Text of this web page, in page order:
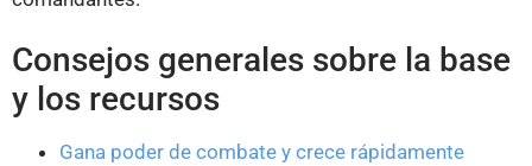
Consejos generales sobre la base
y los recursos
Gana poder de combate y crece rápidamente